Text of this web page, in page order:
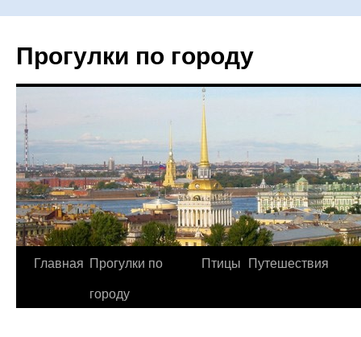
Прогулки по городу
Перейти
Главная Прогулки по
городу
Птицы Путешествия